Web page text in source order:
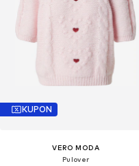
KUPON
VERO MODA
Pulover